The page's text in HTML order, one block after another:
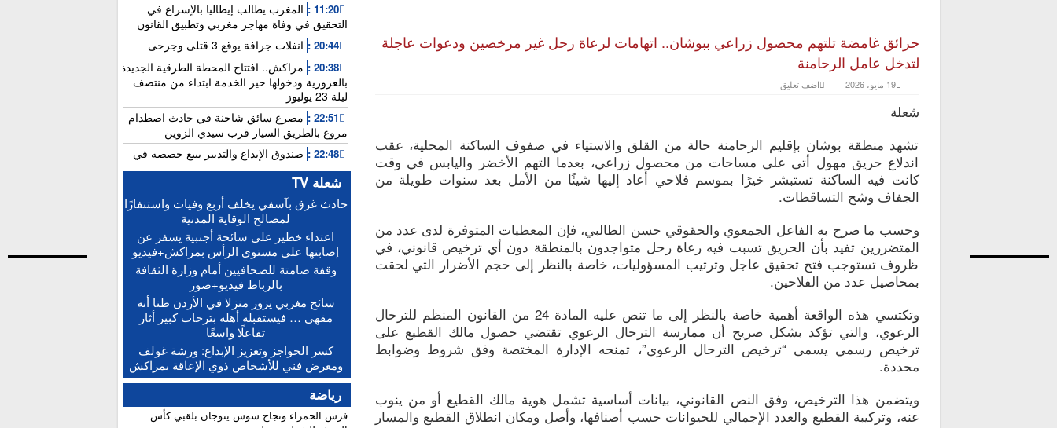
11:20 :
المغرب يطالب إيطاليا بالإسراع في
التحقيق في وفاة مهاجر مغربي وتطبيق القانون
20:44 : انفلات جرافة يوقع 3 قتلى وجرحى
20:38 :
مراكش.. افتتاح المحطة الطرقية الجديدة
بالعزوزية ودخولها حيز الخدمة ابتداء من منتصف
ليلة 23 يوليوز
22:51 :
مصرع سائق شاحنة في حادث اصطدام
مروع بالطريق السيار قرب سيدي الزوين
22:48 :
صندوق الإيداع والتدبير يبيع حصصه في
بنك “سياش”
15:25 :
عامل بناء يلقى مصرعه إثر سقوطه من
الطابق الثاني بورش بالمدينة العتيقة لمراكش
أخنوش: الاجتماع المغربي-الفرنسي يطلق
التنفيذ العملي للشراكة الاستثنائية
15:13 :
“حصيلة إيجابية”.. فرنسا والمغرب يعززان
التعاون الأمني والاقتصادي بمعاهدات غير مسبوقة
15:06 :
الدكتورة أمل العباسي.. نموذج للأستاذة
الجامعية التي تجمع بين التميز الأكاديمي والالتزام
التربوي
12:16 :
بعد إجراء الاستدراكية.. الإعلان عن النتائج
النهائية للبكالوريا ونسبة النجاح تتجاوز 81 في المائة
شعلة TV
حادث غرق بآسفي يخلف أربع وفيات واستنفارًا
لمصالح الوقاية المدنية
اعتداء خطير على سائحة أجنبية يسفر عن
إصابتها على مستوى الرأس بمراكش+فيديو
وقفة صامتة للصحافيين أمام وزارة الثقافة
بالرباط فيديو+صور
سائح مغربي يزور منزلا في الأردن ظنا أنه
مقهى … فيستقبله أهله بترحاب كبير أثار
تفاعلًا واسعًا
كسر الحواجز وتعزيز الإبداع: ورشة غولف
ومعرض فني للأشخاص ذوي الإعاقة بمراكش
رياضة
فرس الحمراء ونجاح سوس يتوجان بلقبي كأس
حرائق غامضة تلتهم محصول زراعي ببوشان.. اتهامات لرعاة رحل غير مرخصين ودعوات عاجلة
لتدخل عامل الرحامنة
19 مايو، 2026 اضف تعليق
شعلة
تشهد منطقة بوشان بإقليم الرحامنة حالة من القلق والاستياء في صفوف الساكنة المحلية، عقب
اندلاع حريق مهول أتى على مساحات من محصول زراعي، بعدما التهم الأخضر واليابس في وقت
كانت فيه الساكنة تستبشر خيرًا بموسم فلاحي أعاد إليها شيئًا من الأمل بعد سنوات طويلة من
الجفاف وشح التساقطات.
وحسب ما صرح به الفاعل الجمعوي والحقوقي حسن الطالبي، فإن المعطيات المتوفرة لدى عدد من
المتضررين تفيد بأن الحريق تسبب فيه رعاة رحل متواجدون بالمنطقة دون أي ترخيص قانوني، في
ظروف تستوجب فتح تحقيق عاجل وترتيب المسؤوليات، خاصة بالنظر إلى حجم الأضرار التي لحقت
بمحاصيل عدد من الفلاحين.
وتكتسي هذه الواقعة أهمية خاصة بالنظر إلى ما تنص عليه المادة 24 من القانون المنظم للترحال
الرعوي، والتي تؤكد بشكل صريح أن ممارسة الترحال الرعوي تقتضي حصول مالك القطيع على
ترخيص رسمي يسمى “ترخيص الترحال الرعوي”، تمنحه الإدارة المختصة وفق شروط وضوابط
محددة.
ويتضمن هذا الترخيص، وفق النص القانوني، بيانات أساسية تشمل هوية مالك القطيع أو من ينوب
عنه، وتركيبة القطيع والعدد الإجمالي للحيوانات حسب أصنافها، وأصل ومكان انطلاق القطيع والمسار